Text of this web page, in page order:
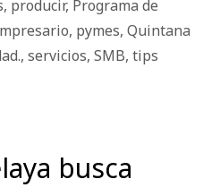
, producir, Programa de
, pymes, Quintana
, servicios, SMB, tips
busca